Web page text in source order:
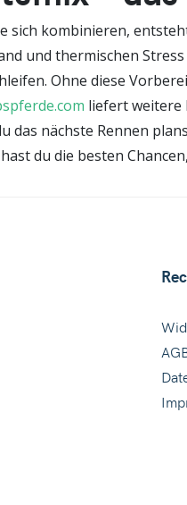
sich kombinieren,
und thermischen
Ohne diese
liefert weitere
das nächste Rennen
du die besten